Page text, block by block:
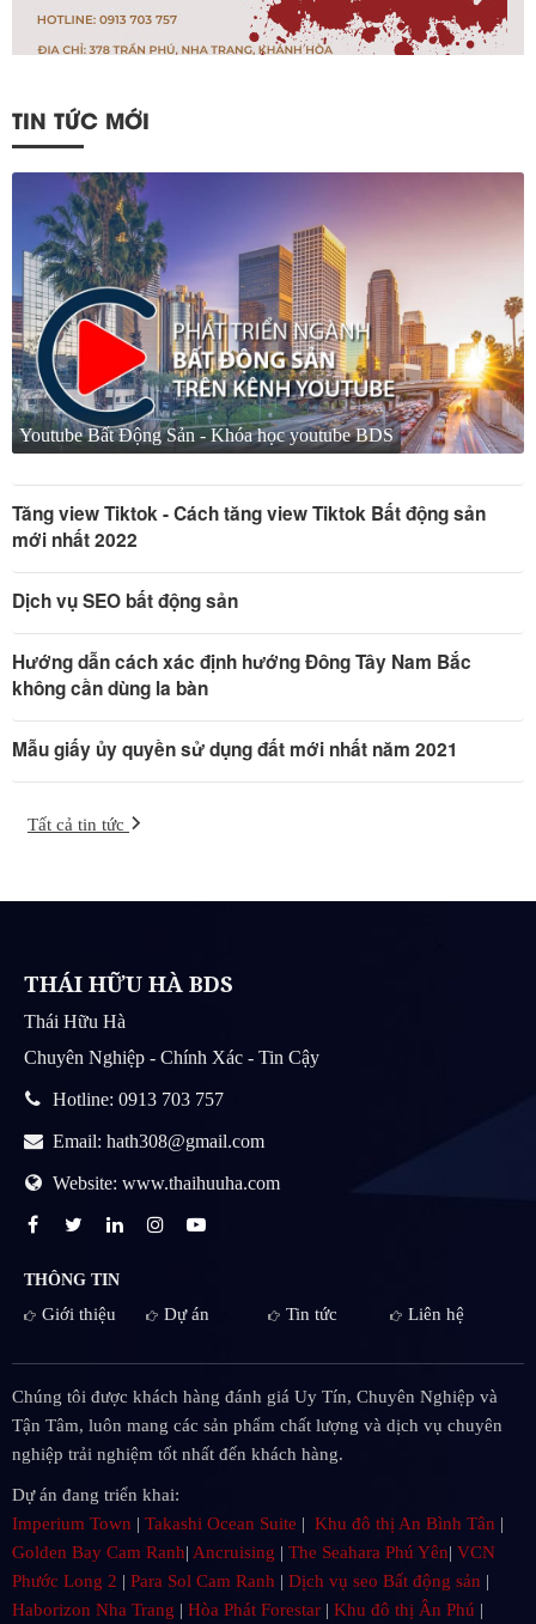
TIN TỨC MỚI
Youtube Bất Động Sản - Khóa học youtube BDS
Tăng view Tiktok - Cách tăng view Tiktok Bất động sản
mới nhất 2022
Dịch vụ SEO bất động sản
Hướng dẫn cách xác định hướng Đông Tây Nam Bắc
không cần dùng la bàn
Mẫu giấy ủy quyền sử dụng đất mới nhất năm 2021
Tất cả tin tức
THÁI HỮU HÀ BDS
Thái Hữu Hà
Chuyên Nghiệp - Chính Xác - Tin Cậy
Hotline: 0913 703 757
Email: hath308@gmail.com
Website: www.thaihuuha.com
THÔNG TIN
Giới thiệu Dự án Tin tức Liên hệ
Chúng tôi được khách hàng đánh giá Uy Tín, Chuyên Nghiệp và
Tận Tâm, luôn mang các sản phẩm chất lượng và dịch vụ chuyên
nghiệp trải nghiệm tốt nhất đến khách hàng.
Dự án đang triển khai:
Imperium Town | Takashi Ocean Suite | Khu đô thị An Bình Tân |
Golden Bay Cam Ranh| Ancruising | The Seahara Phú Yên| VCN
Phước Long 2 | Para Sol Cam Ranh | Dịch vụ seo Bất động sản |
Haborizon Nha Trang | Hòa Phát Forestar | Khu đô thị Ân Phú |